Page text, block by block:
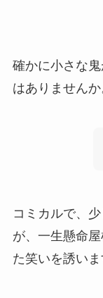
確かに小さな
はありませんか
コミカルで、
が、一生懸命
た笑いを誘いま